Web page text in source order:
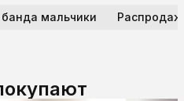
мальчики